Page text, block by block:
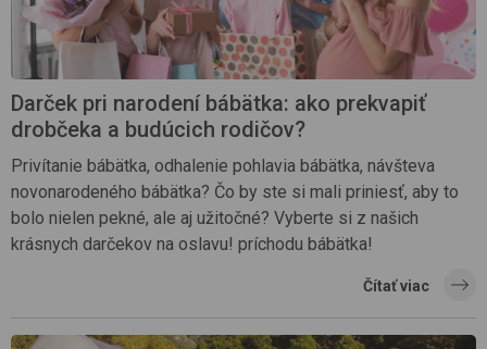
Darček pri narodení bábätka: ako prekvapiť
drobčeka a budúcich rodičov?
Privítanie bábätka, odhalenie pohlavia bábätka, návšteva
novonarodeného bábätka? Čo by ste si mali priniesť, aby to
bolo nielen pekné, ale aj užitočné? Vyberte si z našich
krásnych darčekov na oslavu! príchodu bábätka!
Čítať viac